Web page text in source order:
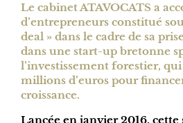
Le cabinet ATAVOCATS a
d’entrepreneurs constitué
deal » dans le cadre de sa
dans une start-up bretonne
l’investissement forestier,
millions d’euros pour
croissance.
Lancée en janvier 2016,